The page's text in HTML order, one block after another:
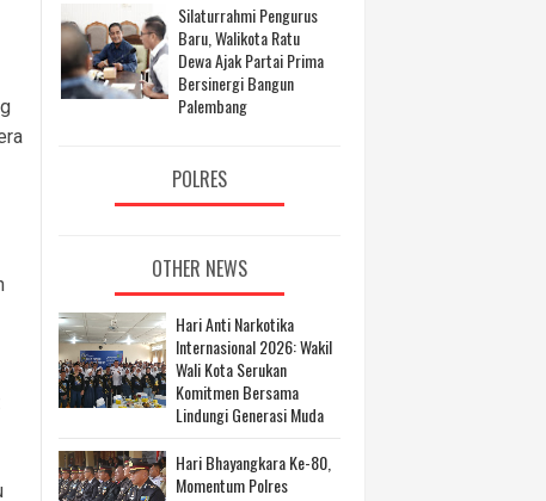
Silaturrahmi Pengurus
Baru, Walikota Ratu
Dewa Ajak Partai Prima
Bersinergi Bangun
Palembang
POLRES
OTHER NEWS
Hari Anti Narkotika
Internasional 2026: Wakil
Wali Kota Serukan
Komitmen Bersama
Lindungi Generasi Muda
Hari Bhayangkara Ke-80,
Momentum Polres